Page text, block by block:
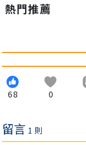
熱門推薦
68 0